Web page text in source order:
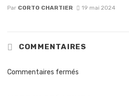
Par CORTO CHARTIER 19 mai 2024
COMMENTAIRES
Commentaires fermés